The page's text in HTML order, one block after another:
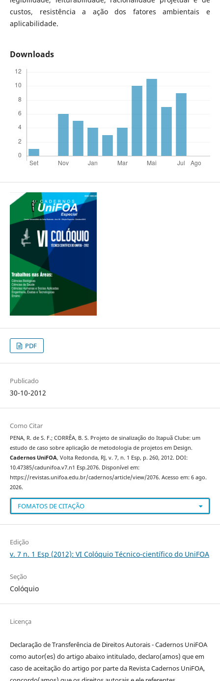
custos, resistência a ação dos fatores ambientais e
aplicabilidade.
Downloads
PDF
Publicado
30-10-2012
Como Citar
PENA, R. de S. F.; CORRÊA, B. S. Projeto de sinalização do Itapuã Clube: um
estudo de caso sobre aplicação de metodologia de projetos em Design.
Cadernos UniFOA, Volta Redonda, RJ, v. 7, n. 1 Esp, p. 260, 2012. DOI:
10.47385/cadunifoa.v7.n1 Esp.2076. Disponível em:
https://revistas.unifoa.edu.br/cadernos/article/view/2076. Acesso em: 6 ago.
2026.
FOMATOS DE CITAÇÃO
Edição
v. 7 n. 1 Esp (2012): VI Colóquio Técnico-científico do UniFOA
Seção
Colóquio
Licença
Declaração de Transferência de Direitos Autorais - Cadernos UniFOA
como autor(es) do artigo abaixo intitulado, declaro(amos) que em
caso de aceitação do artigo por parte da Revista Cadernos UniFOA,